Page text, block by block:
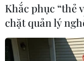
AFC vinh
Khắc phục “thẻ
chặt quản lý